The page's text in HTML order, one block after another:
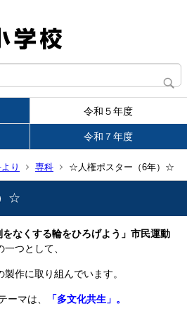
令和５年度
令和７年度
り 専科 ☆人権ポスター（6年）☆
☆
をなくする輪をひろげよう」市民運動
一つとして、
製作に取り組んでいます。
ーマは、 「多文化共生」。